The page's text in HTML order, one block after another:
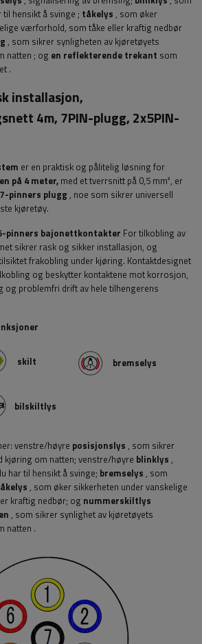
hensikt å svinge ; tåkelys , som øker
værforhold, som tåke eller kraftig nedbør
, som sikrer synligheten av kjøretøyets
natten ; og en reflekterende trekant som
.
installasjon,
4m, 7PIN-plugg, 2x5PIN-
er en praktisk og pålitelig løsning for
på 4 meter, med et tverrsnitt på 0,5 mm², er
7-pinners plugg , noe som sikrer universell
kjøretøy.
pinners bajonettkontakter For tilkobling av
sikrer rask og sikker installasjon, og
frakobling under kjøring. Kontaktdesignet
og beskytter kontaktene mot korrosjon,
og problemfri drift av hele tilhengerens
skilt
bilskiltlys
bremselys
venstre/høyre posisjonslys , som sikrer
kjøring om natten; venstre/høyre blinklys ,
har til hensikt å svinge; bremselys , som
, som øker sikkerheten under vanskelige
kraftig nedbør; og nummerskiltlys
, som sikrer synlighet av kjøretøyets
natten .